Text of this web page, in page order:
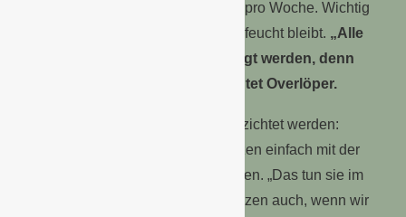
haushalten, reicht zweimal Gießen pro Woche. Wichtig
ist, dass das Substrat immer schön feucht bleibt. „Alle
drei Wochen sollte zudem gedüngt werden, denn
Begonien haben Hunger“, berichtet Overlöper.
Aufs Ausputzen kann hingegen verzichtet werden:
Verblühtes überwachsen die Pflanzen einfach mit der
nächsten Lage an Blättern und Blüten. „Das tun sie im
Gegensatz zu anderen Balkonpflanzen auch, wenn wir